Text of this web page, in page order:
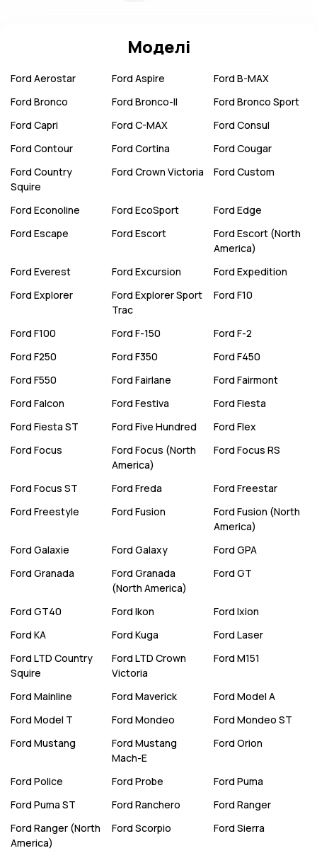
Моделі
Ford Aerostar Ford Aspire Ford B-MAX
Ford Bronco Ford Bronco-II Ford Bronco Sport
Ford Capri Ford C-MAX Ford Consul
Ford Contour Ford Cortina Ford Cougar
Ford Country
Squire
Ford Crown Victoria Ford Custom
Ford Econoline Ford EcoSport Ford Edge
Ford Escape Ford Escort Ford Escort (North
America)
Ford Everest Ford Excursion Ford Expedition
Ford Explorer Ford Explorer Sport
Trac
Ford F10
Ford F100 Ford F-150 Ford F-2
Ford F250 Ford F350 Ford F450
Ford F550 Ford Fairlane Ford Fairmont
Ford Falcon Ford Festiva Ford Fiesta
Ford Fiesta ST Ford Five Hundred Ford Flex
Ford Focus Ford Focus (North
America)
Ford Focus RS
Ford Focus ST Ford Freda Ford Freestar
Ford Freestyle Ford Fusion Ford Fusion (North
America)
Ford Galaxie Ford Galaxy Ford GPA
Ford Granada Ford Granada
(North America)
Ford GT
Ford GT40 Ford Ikon Ford Ixion
Ford KA Ford Kuga Ford Laser
Ford LTD Country
Squire
Ford LTD Crown
Victoria
Ford M151
Ford Mainline Ford Maverick Ford Model A
Ford Model T Ford Mondeo Ford Mondeo ST
Ford Mustang Ford Mustang
Mach-E
Ford Orion
Ford Police Ford Probe Ford Puma
Ford Puma ST Ford Ranchero Ford Ranger
Ford Ranger (North
America)
Ford Scorpio Ford Sierra